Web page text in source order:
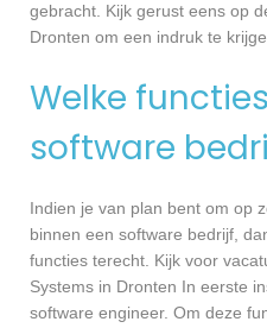
gebracht. Kijk gerust eens op
Dronten om een indruk te
Welke
software
Indien je van plan bent om op
binnen een software bedrijf,
functies terecht. Kijk voor
Systems in Dronten In eerste
software engineer. Om deze